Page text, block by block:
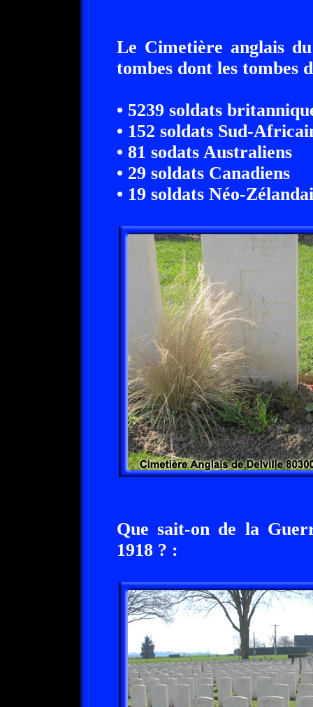
Le Cimetière anglais
tombes dont les tombes
• 5239 soldats
• 152 soldats Sud-
• 81 sodats Australiens
• 29 soldats Canadiens
• 19 soldats Néo-
Que sait-on de la
1918 ? :